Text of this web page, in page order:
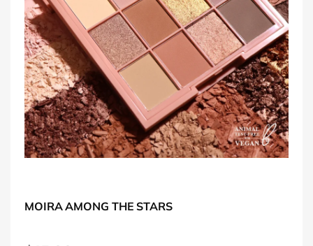
MOIRA AMONG THE STARS